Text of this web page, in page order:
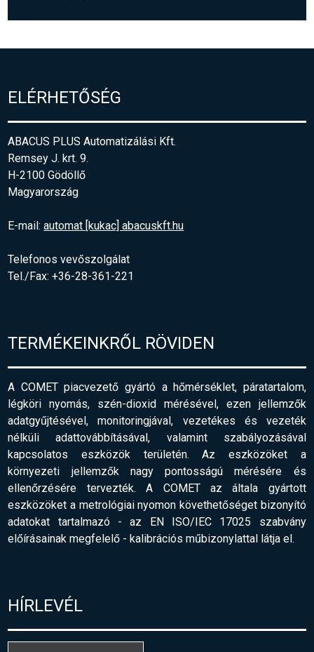
ELÉRHETŐSÉG
ABACUS PLUS Automatizálási Kft.
Remsey J. krt. 9.
H-2100 Gödöllő
Magyarország
E-mail:automat [kukac] abacuskft.hu
Telefonos vevőszolgálat
Tel./Fax: +36-28-361-221
TERMÉKEINKRŐL RÖVIDEN
A COMET piacvezető gyártó a hőmérséklet, páratartalom,
légköri nyomás, szén-dioxid mérésével, ezen jellemzők
adatgyűjtésével, monitoringjával, vezetékes és vezeték
nélküli adattovábbításával, valamint szabályozásával
kapcsolatos eszközök területén. Az eszközöket a
környezeti jellemzők nagy pontosságú mérésére és
ellenőrzésére tervezték. A COMET az általa gyártott
eszközöket a metrológiai nyomon követhetőséget bizonyító
adatokat tartalmazó - az EN ISO/IEC 17025 szabvány
előírásainak megfelelő -kalibrációs műbizonylattal látja el.
HÍRLEVÉL